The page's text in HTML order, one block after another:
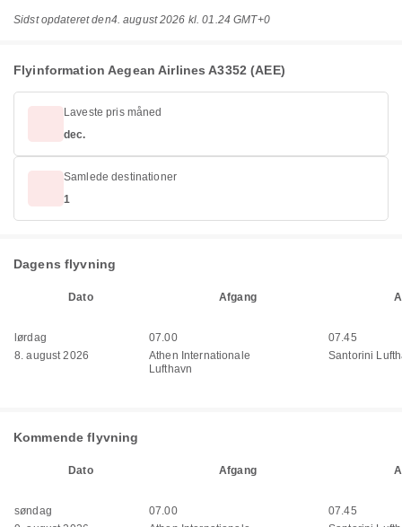
Sidst opdateret den4. august 2026 kl. 01.24 GMT+0
Flyinformation Aegean Airlines A3352 (AEE)
Laveste pris måned
dec.
Samlede destinationer
1
Dagens flyvning
Dato Afgang
lørdag
8. august 2026
07.00
Athen Internationale
Lufthavn
07.45
Santorini
Kommende flyvning
Dato Afgang
søndag
07.00
07.45